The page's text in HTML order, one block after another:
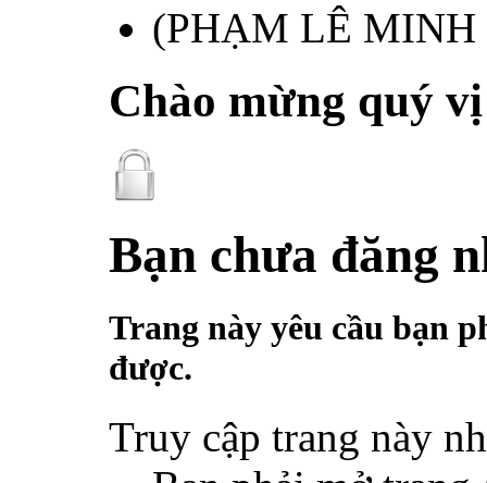
(PHẠM LÊ
Chào mừng quý
Bạn chưa đăng
Trang này yêu cầu bạn
được.
Truy cập trang này